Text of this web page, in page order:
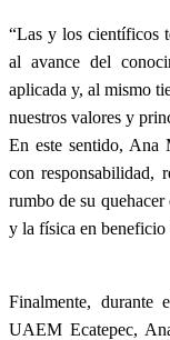
“Las y los científicos
al avance del
aplicada y, al mismo
nuestros valores y
En este sentido, Ana
con responsabilidad,
rumbo de su
y la física en beneficio
Finalmente, durante
UAEM Ecatepec,